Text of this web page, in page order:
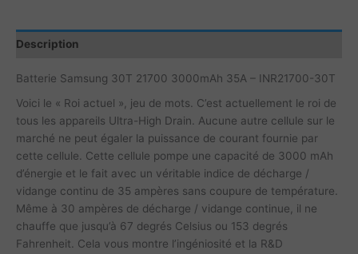
Description
Batterie Samsung 30T 21700 3000mAh 35A – INR21700-30T
Voici le « Roi actuel », jeu de mots. C’est actuellement le roi de
tous les appareils Ultra-High Drain. Aucune autre cellule sur le
marché ne peut égaler la puissance de courant fournie par
cette cellule. Cette cellule pompe une capacité de 3000 mAh
d’énergie et le fait avec un véritable indice de décharge /
vidange continu de 35 ampères sans coupure de température.
Même à 30 ampères de décharge / vidange continue, il ne
chauffe que jusqu’à 67 degrés Celsius ou 153 degrés
Fahrenheit. Cela vous montre l’ingéniosité et la R&D